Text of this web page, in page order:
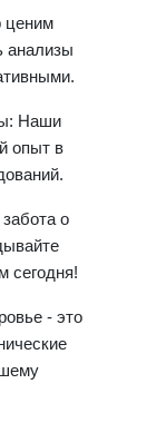
ценим
анализы
Наши
опыт в
о
сегодня!
- это